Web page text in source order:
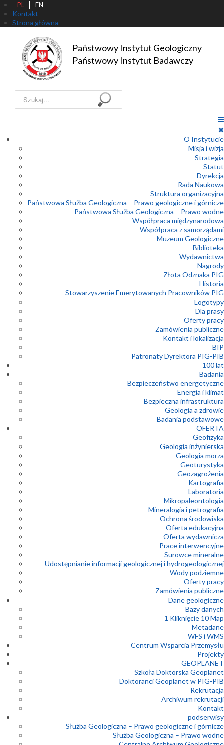
PL EN
Kontakt
Strona główna
Państwowy Instytut Geologiczny
Państwowy Instytut Badawczy
Szukaj...
O Instytucie
Misja i wizja
Strategia
Statut
Dyrekcja
Rada Naukowa
Struktura organizacyjna
Państwowa Służba Geologiczna – Prawo geologiczne i górnicze
Państwowa Służba Geologiczna – Prawo wodne
Współpraca międzynarodowa
Współpraca z samorządami
Muzeum Geologiczne
Biblioteka
Wydawnictwa
Nagrody
Złota Odznaka PIG
Historia
Stowarzyszenie Emerytowanych Pracowników PIG
Logotypy
Dla prasy
Oferty pracy
Zamówienia publiczne
Kontakt i lokalizacja
BIP
Patronaty Dyrektora PIG-PIB
100 lat
Badania
Bezpieczeństwo energetyczne
Energia i klimat
Bezpieczna infrastruktura
Geologia a zdrowie
Badania podstawowe
OFERTA
Geofizyka
Geologia inżynierska
Geologia morza
Geoturystyka
Geozagrożenia
Kartografia
Laboratoria
Mikropaleontologia
Mineralogia i petrografia
Ochrona środowiska
Oferta edukacyjna
Oferta wydawnicza
Prace interwencyjne
Surowce mineralne
Udostępnianie informacji geologicznej i hydrogeologicznej
Wody podziemne
Oferty pracy
Zamówienia publiczne
Dane geologiczne
Bazy danych
1 Kliknięcie 10 Map
Metadane
WFS i WMS
Centrum Wsparcia Przemysłu
Projekty
GEOPLANET
Szkoła Doktorska Geoplanet
Doktoranci Geoplanet w PIG-PIB
Rekrutacja
Archiwum rekrutacji
Kontakt
podserwisy
Służba Geologiczna – Prawo geologiczne i górnicze
Służba Geologiczna – Prawo wodne